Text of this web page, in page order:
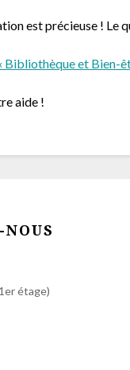
est précieuse ! Le
Bibliothèque et Bien-
aide !
étage)